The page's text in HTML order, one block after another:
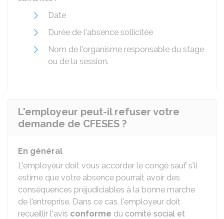
Date
Durée de l'absence sollicitée
Nom de l'organisme responsable du stage
ou de la session.
L'employeur peut-il refuser votre
demande de CFESES ?
En général
L'employeur doit vous accorder le congé sauf s'il
estime que votre absence pourrait avoir des
conséquences préjudiciables à la bonne marche
de l'entreprise. Dans ce cas, l'employeur doit
recueillir l'avis conforme du comité social et